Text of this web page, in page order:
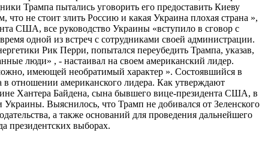
Трампа пытались уговорить его предоставить Киеву
не стоит злить Россию и какая Украина плохая страна »,
США, все руководство Украины «вступило в сговор с
одной из встреч с сотрудниками своей администрации.
Рик Перри, попытался переубедить Трампа, указав,
люди» , - настаивал на своем американский лидер.
имеющей необратимый характер ». Состоявшийся в
отношении американского лидера. Как утверждают
Хантера Байдена, сына бывшего вице-президента США, в
Выяснилось, что Трамп не добивался от Зеленского
а также оснований для проведения дальнейшего
президентских выборах.